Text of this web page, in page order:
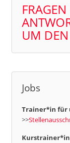
UM
Jobs
Trainer*in für
>>